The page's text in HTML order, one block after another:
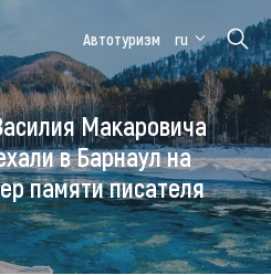
Медицинский
форум
Алтайская
зимовка
Автотуризм ru
Макаровича
в Барнаул на
памяти писателя